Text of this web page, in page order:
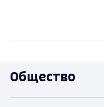
Общество